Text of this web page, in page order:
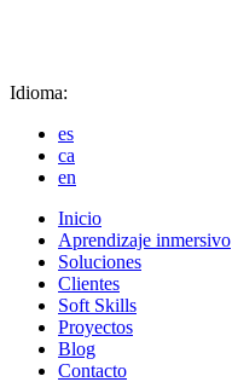
Idioma:
es
ca
en
Inicio
Aprendizaje inmersivo
Soluciones
Clientes
Soft Skills
Proyectos
Blog
Contacto